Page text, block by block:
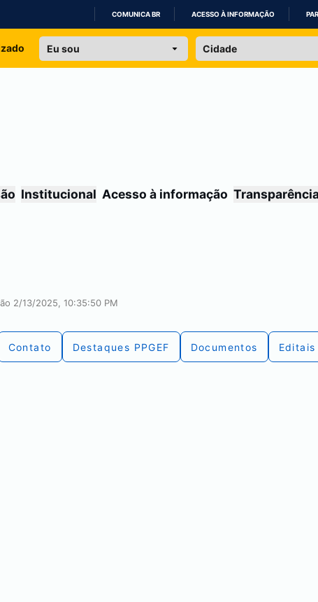
IR
COMUNICA BR ACESSO À INFORMAÇÃO
Institucional Acesso à informação
2/13/2025, 10:35:50 PM
Contato Destaques PPGEF Documentos Editais